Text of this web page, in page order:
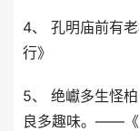
4、 孔明庙前有
行》
5、 绝巘多生怪
良多趣味。——《